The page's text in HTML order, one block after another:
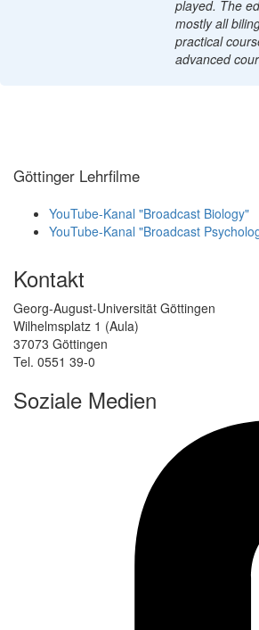
played. The
mostly all
practical
advanced
Göttinger Lehrfilme
YouTube-Kanal "Broadcast Biology"
YouTube-Kanal "Broadcast
Kontakt
Georg-August-Universität Göttingen
Wilhelmsplatz 1 (Aula)
37073 Göttingen
Tel. 0551 39-0
Soziale Medien